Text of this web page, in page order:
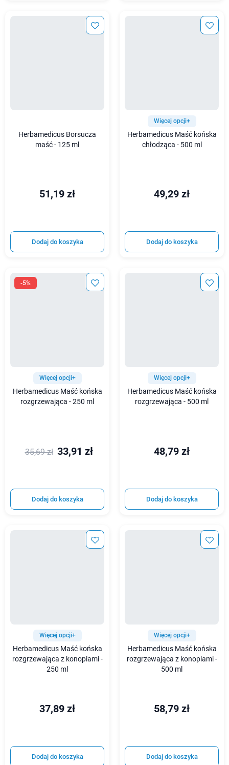
Herbamedicus Borsucza
maść - 125 ml
51,19 zł
Dodaj do koszyka
Więcej opcji+
Herbamedicus Maść końska
chłodząca - 500 ml
49,29 zł
Dodaj do koszyka
-5%
Więcej opcji+
Herbamedicus Maść końska
rozgrzewająca - 250 ml
35,69 zł 33,91 zł
Dodaj do koszyka
Więcej opcji+
Herbamedicus Maść końska
rozgrzewająca - 500 ml
48,79 zł
Dodaj do koszyka
Więcej opcji+
Herbamedicus Maść końska
rozgrzewająca z konopiami -
250 ml
37,89 zł
Dodaj do koszyka
Więcej opcji+
Herbamedicus Maść końska
rozgrzewająca z konopiami -
500 ml
58,79 zł
Dodaj do koszyka